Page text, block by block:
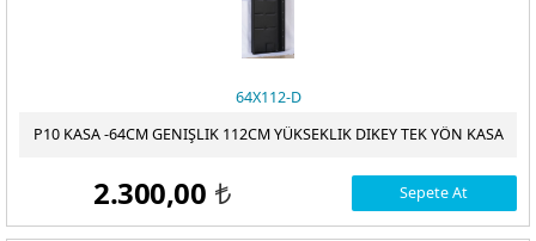
64X112-D
P10 KASA -64CM GENIŞLIK 112CM YÜKSEKLIK DIKEY TEK YÖN KASA
2.300,00 t Sepete At